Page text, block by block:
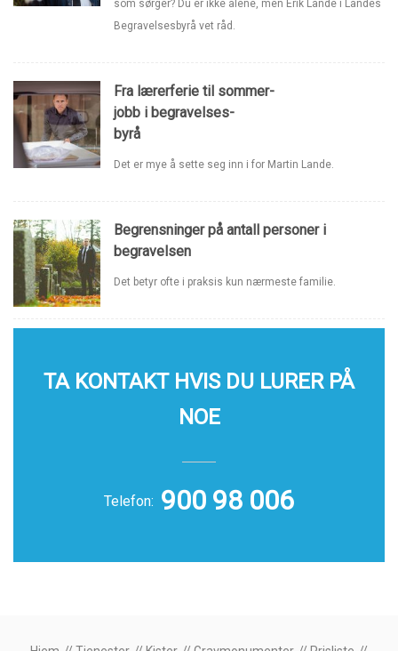
som sørger? Du er ikke alene, men Erik Lande i Landes
Begravelsesbyrå vet råd.
Fra lærerferie til sommer-
jobb i begravelses-
byrå
Det er mye å sette seg inn i for Martin Lande.
Begrensninger på antall personer i
begravelsen
Det betyr ofte i praksis kun nærmeste familie.
TA KONTAKT HVIS DU LURER PÅ
NOE
Telefon: 900 98 006